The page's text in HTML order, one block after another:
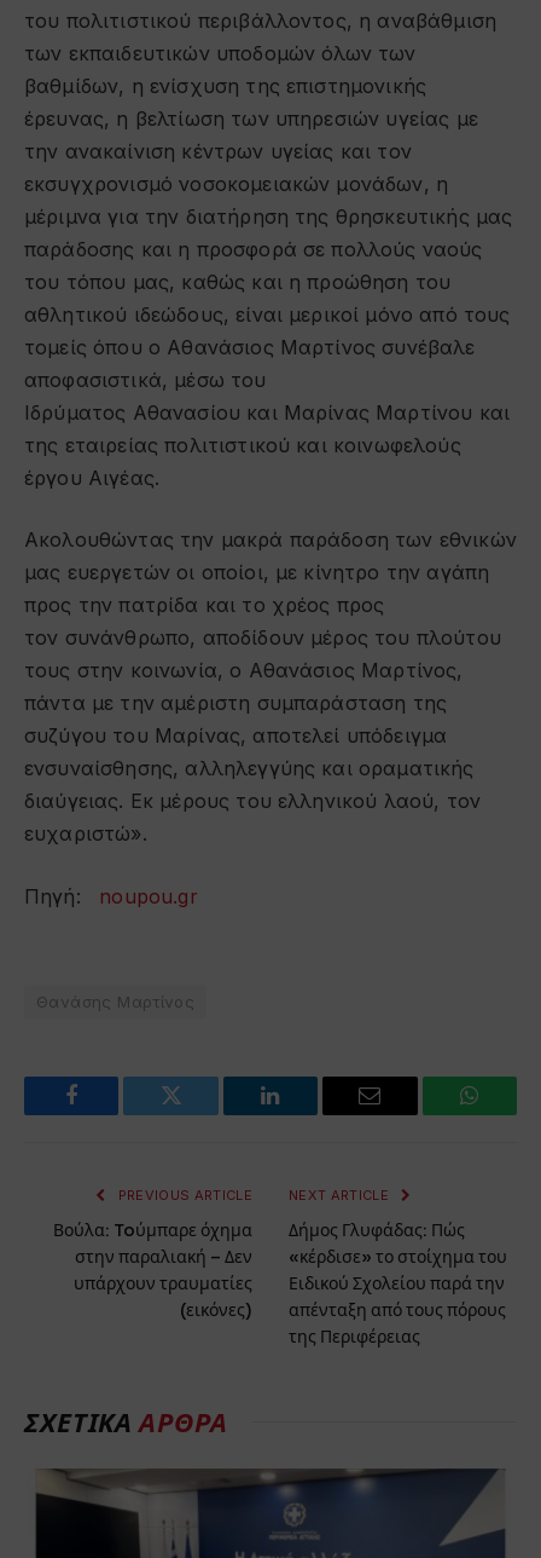
του πολιτιστικού περιβάλλοντος, η αναβάθμιση
των εκπαιδευτικών υποδομών όλων των
βαθμίδων, η ενίσχυση της επιστημονικής
έρευνας, η βελτίωση των υπηρεσιών υγείας με
την ανακαίνιση κέντρων υγείας και τον
εκσυγχρονισμό νοσοκομειακών μονάδων, η
μέριμνα για την διατήρηση της θρησκευτικής μας
παράδοσης και η προσφορά σε πολλούς ναούς
του τόπου μας, καθώς και η προώθηση του
αθλητικού ιδεώδους, είναι μερικοί μόνο από τους
τομείς όπου ο Αθανάσιος Μαρτίνος συνέβαλε
αποφασιστικά, μέσω του
Ιδρύματος Αθανασίου και Μαρίνας Μαρτίνου και
της εταιρείας πολιτιστικού και κοινωφελούς
έργου Αιγέας.
Ακολουθώντας την μακρά παράδοση των εθνικών
μας ευεργετών οι οποίοι, με κίνητρο την αγάπη
προς την πατρίδα και το χρέος προς
τον συνάνθρωπο, αποδίδουν μέρος του πλούτου
τους στην κοινωνία, ο Αθανάσιος Μαρτίνος,
πάντα με την αμέριστη συμπαράσταση της
συζύγου του Μαρίνας, αποτελεί υπόδειγμα
ενσυναίσθησης, αλληλεγγύης και οραματικής
διαύγειας. Εκ μέρους του ελληνικού λαού, τον
ευχαριστώ».
Πηγή: noupou.gr
Θανάσης Μαρτίνος
Facebook Twitter LinkedIn Email
PREVIOUS ARTICLE
Βούλα: Toύμπαρε όχημα
στην παραλιακή – Δεν
υπάρχουν τραυματίες
(εικόνες)
NEXT ARTICLE
Δήμος Γλυφάδας: Πώς
«κέρδισε» το στοίχημα του
Ειδικού Σχολείου παρά την
απένταξη από τους πόρους
της Περιφέρειας
ΣΧΕΤΙΚΑΑΡΘΡΑ